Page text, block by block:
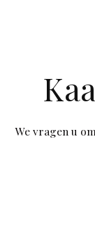
We vragen u